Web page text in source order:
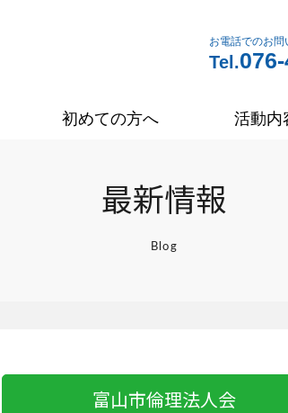
お電話でのお問
Tel.
初めての方へ 活動内
最新情報
Blog
富山市倫理法人会